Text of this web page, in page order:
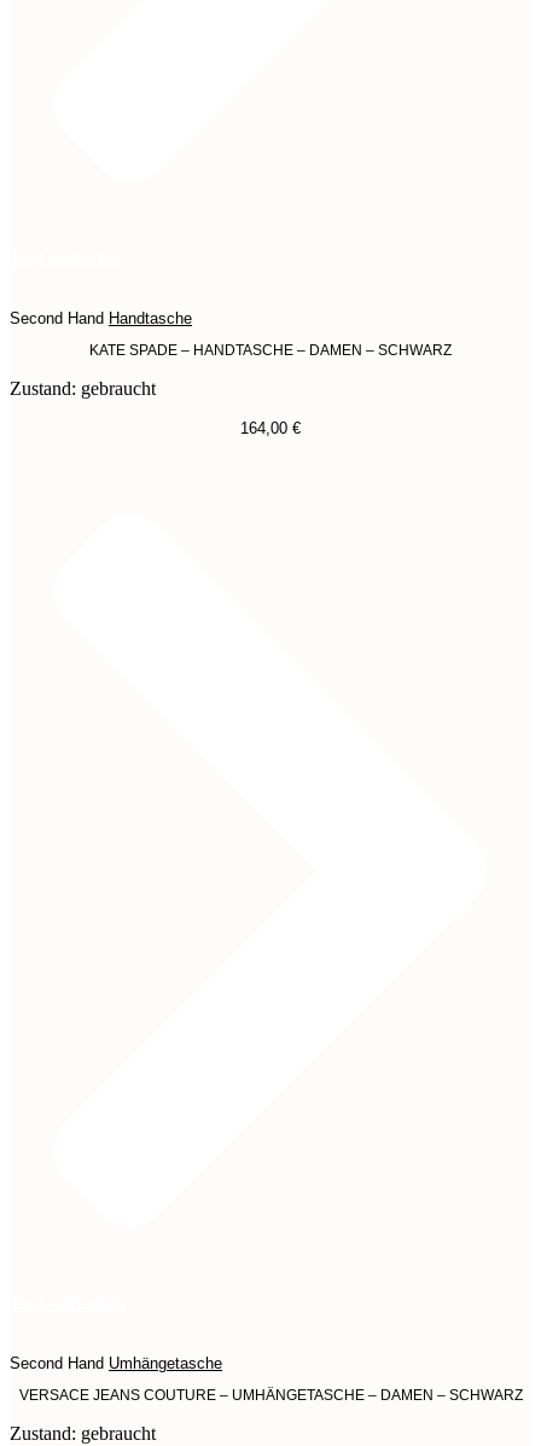
Second Hand Handtasche
KATE SPADE – HANDTASCHE – DAMEN – SCHWARZ
Zustand: gebraucht
164,00 €
Second Hand Umhängetasche
VERSACE JEANS COUTURE – UMHÄNGETASCHE – DAMEN – SCHWARZ
Zustand: gebraucht